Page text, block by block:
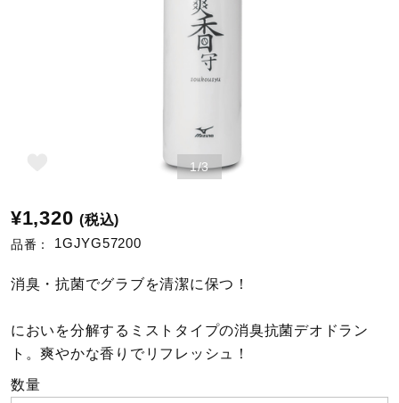
バドミントン
1/3
¥1,320 (税込)
品番： 1GJYG57200
消臭・抗菌でグラブを清潔に保つ！
においを分解するミストタイプの消臭抗菌デオドラン
ト。爽やかな香りでリフレッシュ！
数量